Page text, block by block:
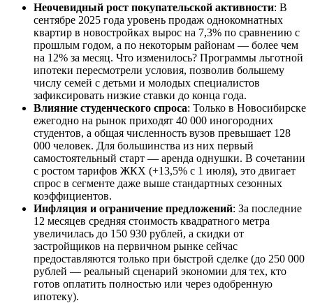
Неочевидный рост покупательской активности: В
сентябре 2025 года уровень продаж однокомнатных
квартир в новостройках вырос на 7,3% по сравнению с
прошлым годом, а по некоторым районам — более чем
на 12% за месяц. Что изменилось? Программы льготной
ипотеки пересмотрели условия, позволив большему
числу семей с детьми и молодых специалистов
зафиксировать низкие ставки до конца года.
Влияние студенческого спроса: Только в Новосибирске
ежегодно на рынок приходят 40 000 иногородних
студентов, а общая численность вузов превышает 128
000 человек. Для большинства из них первый
самостоятельный старт — аренда однушки. В сочетании
с ростом тарифов ЖКХ (+13,5% с 1 июля), это двигает
спрос в сегменте даже выше стандартных сезонных
коэффициентов.
Инфляция и ограничение предложений: За последние
12 месяцев средняя стоимость квадратного метра
увеличилась до 150 930 рублей, а скидки от
застройщиков на первичном рынке сейчас
предоставляются только при быстрой сделке (до 250 000
рублей — реальный сценарий экономии для тех, кто
готов оплатить полностью или через одобренную
ипотеку).